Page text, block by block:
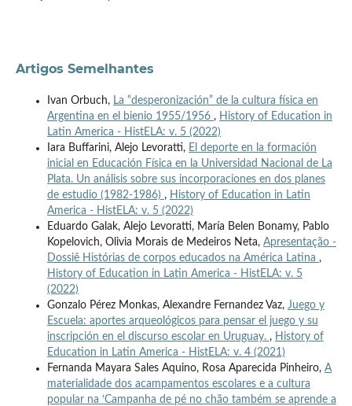
Artigos Semelhantes
Ivan Orbuch, La “desperonización” de la cultura física en
Argentina en el bienio 1955/1956 , History of Education in
Latin America - HistELA: v. 5 (2022)
Iara Buffarini, Alejo Levoratti, El deporte en la formación
inicial en Educación Física en la Universidad Nacional de La
Plata. Un análisis sobre sus incorporaciones en dos planes
de estudio (1982-1986) , History of Education in Latin
America - HistELA: v. 5 (2022)
Eduardo Galak, Alejo Levoratti, María Belen Bonamy, Pablo
Kopelovich, Olivia Morais de Medeiros Neta, Apresentação -
Dossiê Histórias de corpos educados na América Latina ,
History of Education in Latin America - HistELA: v. 5
(2022)
Gonzalo Pérez Monkas, Alexandre Fernandez Vaz, Juego y
Escuela: aportes arqueológicos para pensar el juego y su
inscripción en el discurso escolar en Uruguay. , History of
Education in Latin America - HistELA: v. 4 (2021)
Fernanda Mayara Sales Aquino, Rosa Aparecida Pinheiro, A
materialidade dos acampamentos escolares e a cultura
popular na ‘Campanha de pé no chão também se aprende a